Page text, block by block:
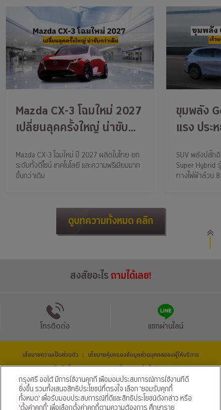
Mazda CX-3 โฉมใหม่ 2027
เปลี่ยนลุคครั้งใหญ่ น่าขับ
Mazda CX-3 โฉมใหม่ ปี 2027 ผลิตในไทย ยก
ระดับทั้งดีไซน์ เทคโนโลยี และความพรีเมียมมาก
ขึ้นกว่าเดิม
ขุมพลัง
แรง ประ
SUV พลังปลั๊กอิ
Super Hybrid
ทางไฟฟ้าล้วน
ดูบทความทั้งหมด คลิก
สงสัยอะไรถามได้เลย!
โทรติดต่อ แชทผ่านไลน์
นโยบายความเป็นส่วนตัว | นโยบายคุ้มครองข้อมูลส่วนบุคคลของผู้ให้บริการ
© สงวนลิขสิทธิ์ 2569 ธนาคารกรุงศรีอยุธยา จำกัด (มหาชน) และ
บริษัท อยุธยา แคปปิตอล ออโต้ ลีส จำกัด (มหาชน)
ติดตามเราได้ที่
กรุงศรี ออโต้ มีการใช้งานคุกกี้ เพื่อมอบประสบการณ์การใช้งานที่ดี
ยิ่งขึ้น รวมทั้งเสนอสิทธิประโยชน์ที่ตรงใจ เลือก 'ยอมรับคุกกี้
ทั้งหมด' เพื่อรับมอบประสบการณ์ที่ดีและสิทธิประโยชน์ดังกล่าว หรือ
'ตั้งค่าคุกกี้' เพื่อเลือกตั้งค่าคุกกี้ตามความต้องการ ศึกษาราย